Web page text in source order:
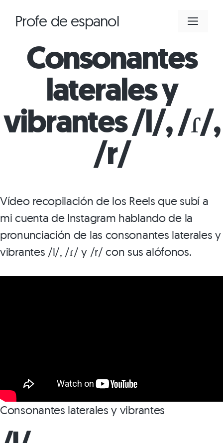
Profe de espanol
Consonantes
laterales y
vibrantes /l/, /ɾ/,
/r/
Vídeo recopilación de los Reels que subí a
mi cuenta de Instagram hablando de la
pronunciación de las consonantes laterales y
vibrantes /l/, /ɾ/ y /r/ con sus alófonos.
Consonantes laterales y vibrantes